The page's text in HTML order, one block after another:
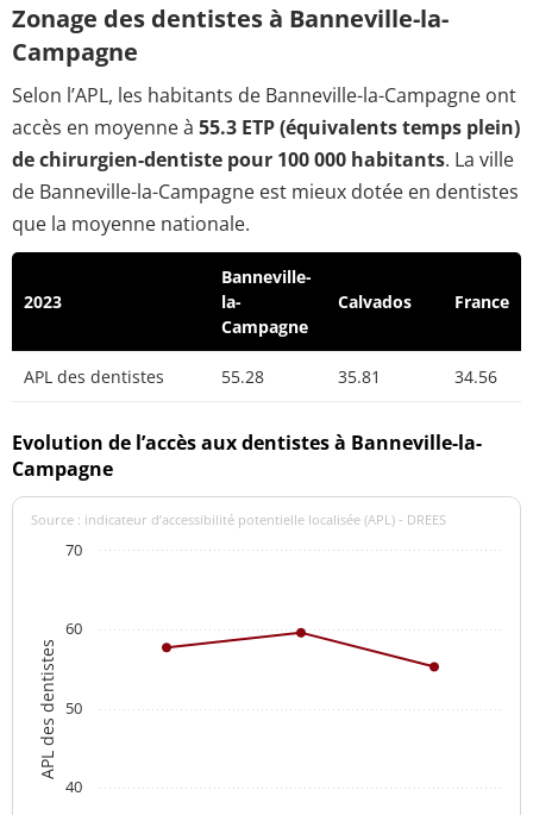
Zonage des dentistes à Banneville-la-
Campagne
Selon l’APL, les habitants de Banneville-la-Campagne ont
accès en moyenne à 55.3 ETP (équivalents temps plein)
de chirurgien-dentiste pour 100 000 habitants. La ville
de Banneville-la-Campagne est mieux dotée en dentistes
que la moyenne nationale.
2023
Banneville-
la-
Campagne
Calvados France
APL des dentistes 55.28 35.81 34.56
Evolution de l’accès aux dentistes à Banneville-la-
Campagne
APL des dentistes
Source : indicateur d’accessibilité potentielle localisée (APL) - DREES
40
50
60
70